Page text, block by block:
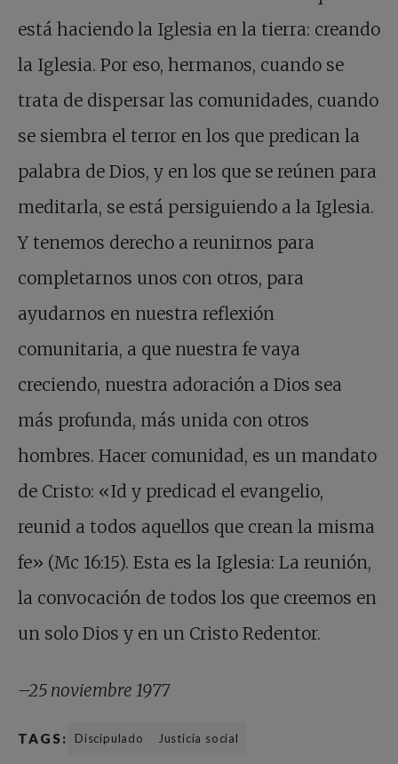
está haciendo la Iglesia en la tierra: creando
la Iglesia. Por eso, hermanos, cuando se
trata de dispersar las comunidades, cuando
se siembra el terror en los que predican la
palabra de Dios, y en los que se reúnen para
meditarla, se está persiguiendo a la Iglesia.
Y tenemos derecho a reunirnos para
completarnos unos con otros, para
ayudarnos en nuestra reflexión
comunitaria, a que nuestra fe vaya
creciendo, nuestra adoración a Dios sea
más profunda, más unida con otros
hombres. Hacer comunidad, es un mandato
de Cristo: «Id y predicad el evangelio,
reunid a todos aquellos que crean la misma
fe» (Mc 16:15). Esta es la Iglesia: La reunión,
la convocación de todos los que creemos en
un solo Dios y en un Cristo Redentor.
–25 noviembre 1977
TAGS: Discipulado Justicia social